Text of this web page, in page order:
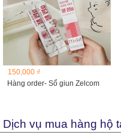
150,000 ₫
Hàng order- Sổ giun Zelcom
Dịch vụ mua hàng hộ